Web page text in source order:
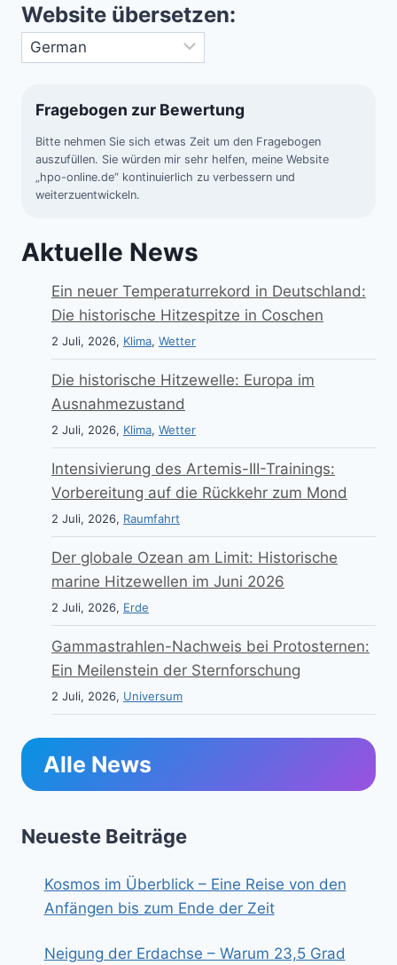
BILLY
Website übersetzen:
Fragebogen zur Bewertung
Bitte nehmen Sie sich etwas Zeit um den Fragebogen
auszufüllen. Sie würden mir sehr helfen, meine Website
„hpo-online.de“ kontinuierlich zu verbessern und
weiterzuentwickeln.
Aktuelle News
Ein neuer Temperaturrekord in Deutschland:
Die historische Hitzespitze in Coschen
2 Juli, 2026, Klima, Wetter
Die historische Hitzewelle: Europa im
Ausnahmezustand
2 Juli, 2026, Klima, Wetter
Intensivierung des Artemis-III-Trainings:
Vorbereitung auf die Rückkehr zum Mond
2 Juli, 2026, Raumfahrt
Der globale Ozean am Limit: Historische
marine Hitzewellen im Juni 2026
2 Juli, 2026, Erde
Gammastrahlen-Nachweis bei Protosternen:
Ein Meilenstein der Sternforschung
2 Juli, 2026, Universum
Alle News
Neueste Beiträge
Kosmos im Überblick – Eine Reise von den
Anfängen bis zum Ende der Zeit
Neigung der Erdachse – Warum 23,5 Grad